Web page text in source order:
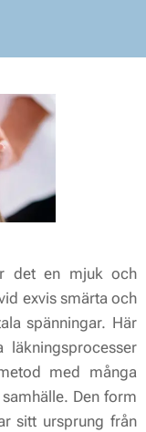
det en mjuk och
exvis smärta och
spänningar. Här
med många
Den form
sitt ursprung från